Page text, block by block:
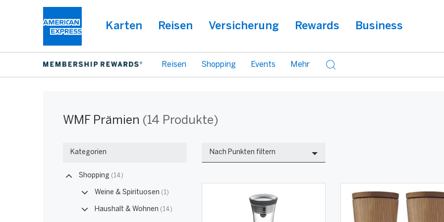
Karten Reisen Versicherung Rewards Business
Reisen Shopping Events Mehr
WMF
Prämienprodukte
WMF Prämien (14 Produkte)
Kategorien
Shopping (14)
Weine & Spirituosen (1)
Haushalt & Wohnen (14)
Nach Punkten filtern